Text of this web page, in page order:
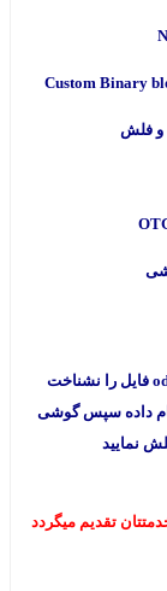
تقدیم میگردد